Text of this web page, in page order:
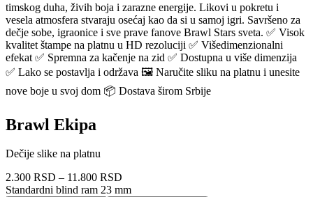
timskog duha, živih boja i zarazne energije. Likovi u pokretu i
vesela atmosfera stvaraju osećaj kao da si u samoj igri. Savršeno za
dečje sobe, igraonice i sve prave fanove Brawl Stars sveta. ✅ Visok
kvalitet štampe na platnu u HD rezoluciji ✅ Višedimenzionalni
efekat ✅ Spremna za kačenje na zid ✅ Dostupna u više dimenzija
✅ Lako se postavlja i održava 🖼️ Naručite sliku na platnu i unesite
nove boje u svoj dom 📦 Dostava širom Srbije
Brawl Ekipa
Dečije slike na platnu
2.300 RSD – 11.800 RSD
Standardni blind ram 23 mm